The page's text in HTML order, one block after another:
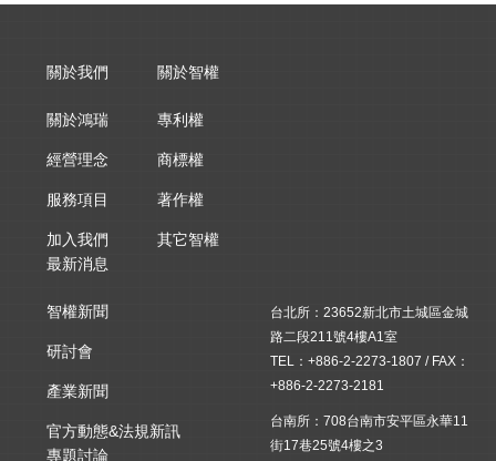
關於我們
關於鴻瑞
經營理念
服務項目
加入我們
關於智權
專利權
商標權
著作權
其它智權
最新消息
智權新聞
研討會
產業新聞
官方動態&法規新訊
專題討論
台北所：23652新北市土城區金城
路二段211號4樓A1室
TEL：+886-2-2273-1807 / FAX：
+886-2-2273-2181
台南所：708台南市安平區永華11
街17巷25號4樓之3